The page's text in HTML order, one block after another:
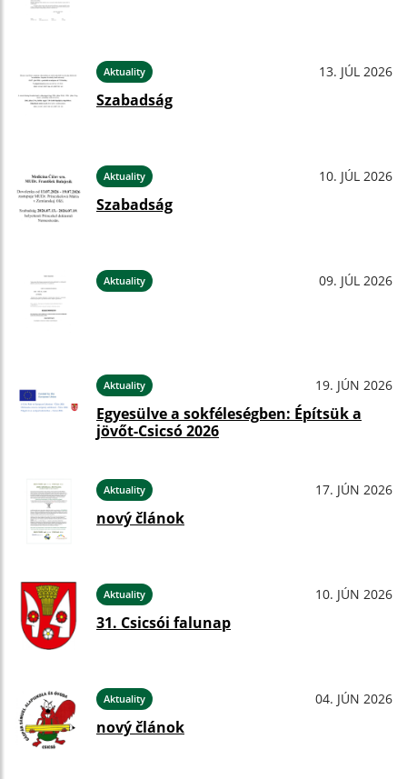
Aktuality 13. JÚL 2026
Szabadság
Aktuality 10. JÚL 2026
Szabadság
Aktuality 09. JÚL 2026
Aktuality 19. JÚN 2026
Egyesülve a sokféleségben: Építsük a
jövőt-Csicsó 2026
Aktuality 17. JÚN 2026
nový článok
Aktuality 10. JÚN 2026
31. Csicsói falunap
Aktuality 04. JÚN 2026
nový článok